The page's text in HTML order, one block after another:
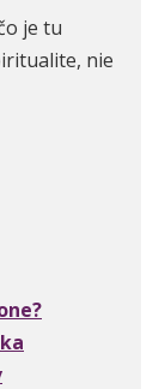
je tu
nie